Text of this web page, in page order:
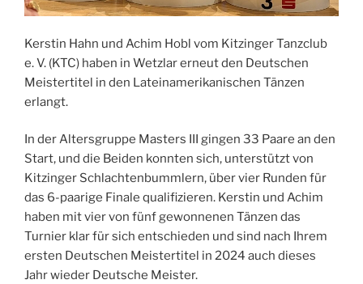
Kerstin Hahn und Achim Hobl vom Kitzinger Tanzclub
e. V. (KTC) haben in Wetzlar erneut den Deutschen
Meistertitel in den Lateinamerikanischen Tänzen
erlangt.
In der Altersgruppe Masters III gingen 33 Paare an den
Start, und die Beiden konnten sich, unterstützt von
Kitzinger Schlachtenbummlern, über vier Runden für
das 6-paarige Finale qualifizieren. Kerstin und Achim
haben mit vier von fünf gewonnenen Tänzen das
Turnier klar für sich entschieden und sind nach Ihrem
ersten Deutschen Meistertitel in 2024 auch dieses
Jahr wieder Deutsche Meister.